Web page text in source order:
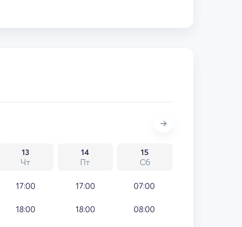
13
Чт
14
Пт
15
Сб
17:00
18:00
17:00
18:00
07:00
08:00